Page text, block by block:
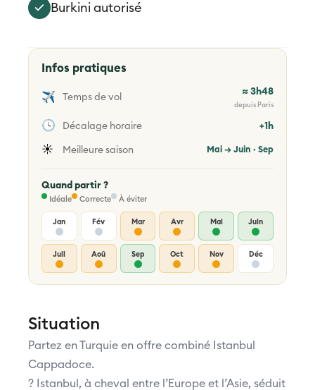
Burkini autorisé
Infos pratiques
✈️ Temps de vol
≈ 3h48
depuis Paris
🕓 Décalage horaire +1h
☀️ Meilleure saison Mai → Juin · Sep
Quand partir ?
Idéale Correcte À éviter
Jan Fév Mar Avr Mai Juin
Juil Aoû Sep Oct Nov Déc
Situation
Partez en Turquie en offre combiné Istanbul
Cappadoce.
? Istanbul, à cheval entre l’Europe et l’Asie, séduit